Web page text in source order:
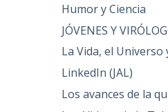
Humor y Ciencia
JÓVENES Y
La Vida, el
LinkedIn (JAL)
Los avances de la